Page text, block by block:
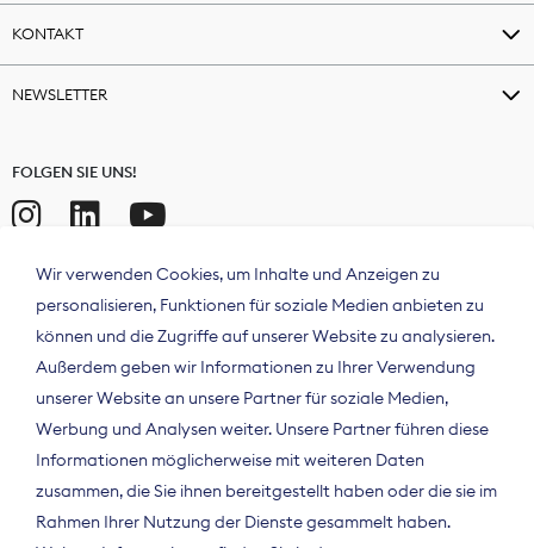
KONTAKT
NEWSLETTER
FOLGEN SIE UNS!
Der Bundesverband Digitalpublisher und
Wir verwenden Cookies, um Inhalte und Anzeigen zu
personalisieren, Funktionen für soziale Medien anbieten zu
können und die Zugriffe auf unserer Website zu analysieren.
Außerdem geben wir Informationen zu Ihrer Verwendung
unserer Website an unsere Partner für soziale Medien,
Werbung und Analysen weiter. Unsere Partner führen diese
Informationen möglicherweise mit weiteren Daten
zusammen, die Sie ihnen bereitgestellt haben oder die sie im
Rahmen Ihrer Nutzung der Dienste gesammelt haben.